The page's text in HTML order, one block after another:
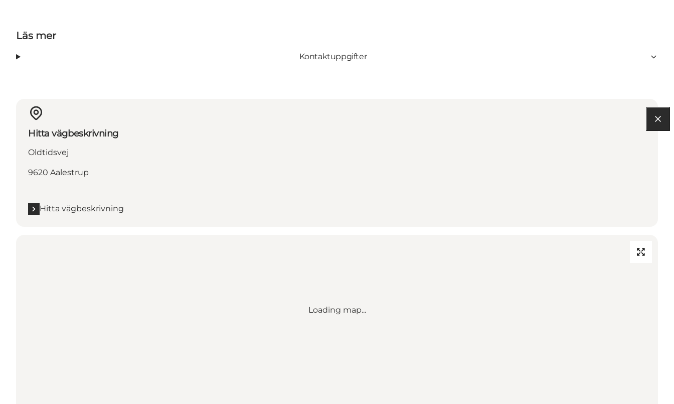
Läs mer
Kontaktuppgifter
Hitta vägbeskrivning
Oldtidsvej
9620 Aalestrup
Hitta vägbeskrivning
Loading map...